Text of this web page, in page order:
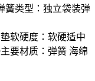
簧类型：独立袋装弹
软硬度：软硬适中
要材质：弹簧 海绵